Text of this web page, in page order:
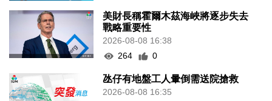
美財長稱霍爾木茲海峽將逐步失去
戰略重要性
2026-08-08 16:38
264
0
氹仔有地盤工人暈倒需送院搶救
2026-08-08 16:35